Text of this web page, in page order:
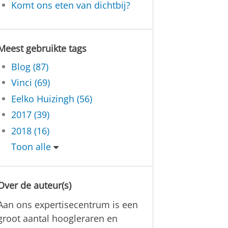
Komt ons eten van dichtbij?
gebruikte tags
Blog (87)
Vinci (69)
Eelko Huizingh (56)
2017 (39)
2018 (16)
Toon alle
de auteur(s)
ons expertisecentrum is een
aantal hoogleraren en